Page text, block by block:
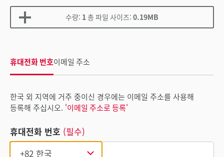
수량: 1총 파일 사이즈: 0.19MB
휴대전화 번호이메일 주소
한국 외 지역에 거주 중이신 경우에는 이메일 주소를 사용해
등록해 주십시오. '이메일 주소로 등록'
휴대전화 번호 (필수)